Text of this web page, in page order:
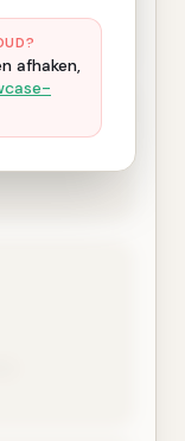
afhaken,